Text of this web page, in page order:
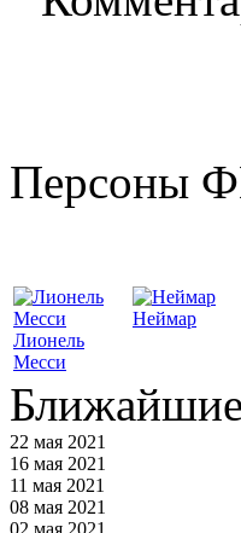
Персоны
Лионель
Месси
Неймар
22 мая 2021
16 мая 2021
11 мая 2021
08 мая 2021
02 мая 2021